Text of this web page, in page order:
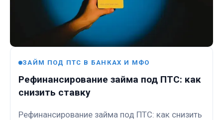
ЗАЙМ ПОД ПТС В БАНКАХ И МФО
Рефинансирование займа под ПТС: как
снизить ставку
Рефинансирование займа под ПТС: как снизить